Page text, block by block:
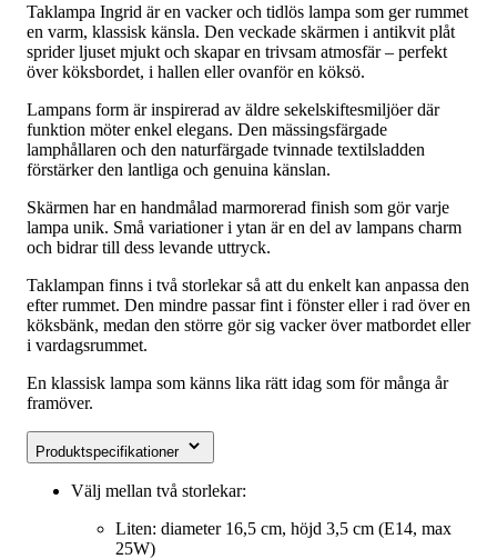
Taklampa Ingrid är en vacker och tidlös lampa som ger rummet
en varm, klassisk känsla. Den veckade skärmen i antikvit plåt
sprider ljuset mjukt och skapar en trivsam atmosfär – perfekt
över köksbordet, i hallen eller ovanför en köksö.
Lampans form är inspirerad av äldre sekelskiftesmiljöer där
funktion möter enkel elegans. Den mässingsfärgade
lamphållaren och den naturfärgade tvinnade textilsladden
förstärker den lantliga och genuina känslan.
Skärmen har en handmålad marmorerad finish som gör varje
lampa unik. Små variationer i ytan är en del av lampans charm
och bidrar till dess levande uttryck.
Taklampan finns i två storlekar så att du enkelt kan anpassa den
efter rummet. Den mindre passar fint i fönster eller i rad över en
köksbänk, medan den större gör sig vacker över matbordet eller
i vardagsrummet.
En klassisk lampa som känns lika rätt idag som för många år
framöver.
Produktspecifikationer
Välj mellan två storlekar:
Liten: diameter 16,5 cm, höjd 3,5 cm (E14, max
25W)